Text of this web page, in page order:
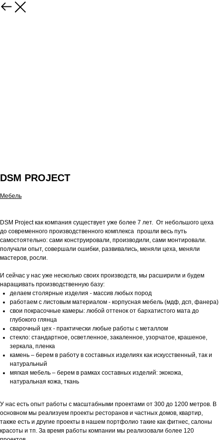
DSM PROJECT
Мебель
DSM Project как компания существует уже более 7 лет. От небольшого цеха
до современного производственного комплекса прошли весь путь
самостоятельно: сами конструировали, производили, сами монтировали.
получали опыт, совершали ошибки, развивались, меняли цеха, меняли
мастеров, росли.
И сейчас у нас уже несколько своих производств, мы расширили и будем
наращивать производственную базу:
делаем столярные изделия - массив любых пород
работаем с листовым материалом - корпусная мебель (мдф, дсп, фанера)
свои покрасочные камеры: любой оттенок от бархатистого мата до
глубокого глянца
сварочный цех - практически любые работы с металлом
стекло: стандартное, осветленное, закаленное, узорчатое, крашеное,
зеркала, пленка
камень – берем в работу в составных изделиях как искусственный, так и
натуральный
мягкая мебель – берем в рамках составных изделий: экокожа,
натуральная кожа, ткань
У нас есть опыт работы с масштабными проектами от 300 до 1200 метров. В
основном мы реализуем проекты ресторанов и частных домов, квартир,
также есть и другие проекты в нашем портфолио такие как фитнес, салоны
красоты и тп. За время работы компании мы реализовали более 120